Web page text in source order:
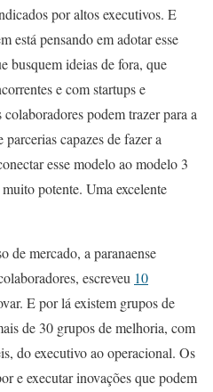
por altos executivos. E
está pensando em adotar esse
busquem ideias de fora, que
e com startups e
podem trazer para a
capazes de fazer a
esse modelo ao modelo 3
potente. Uma excelente
de mercado, a paranaense
escreveu 10
E por lá existem grupos de
de 30 grupos de melhoria, com
do executivo ao operacional. Os
e executar inovações que podem